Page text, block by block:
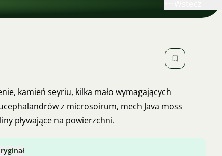
kamień seyriu, kilka mało wymagających
z microsoirum, mech Java moss
pływające na powierzchni.